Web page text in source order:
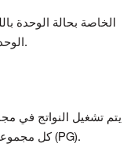
الوحدة ووضع التشغيل (نشط، واستعداد، ومتعلم).
كل مجموعة من هذه المجموعات هي مجموعة الطاقة (PG).